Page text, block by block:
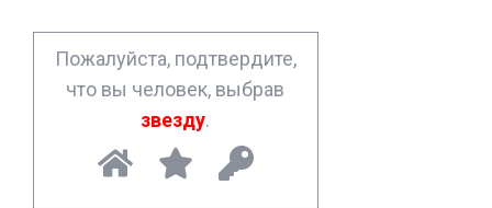
*
Пожалуйста, подтвердите,
что вы человек, выбрав
звезду.